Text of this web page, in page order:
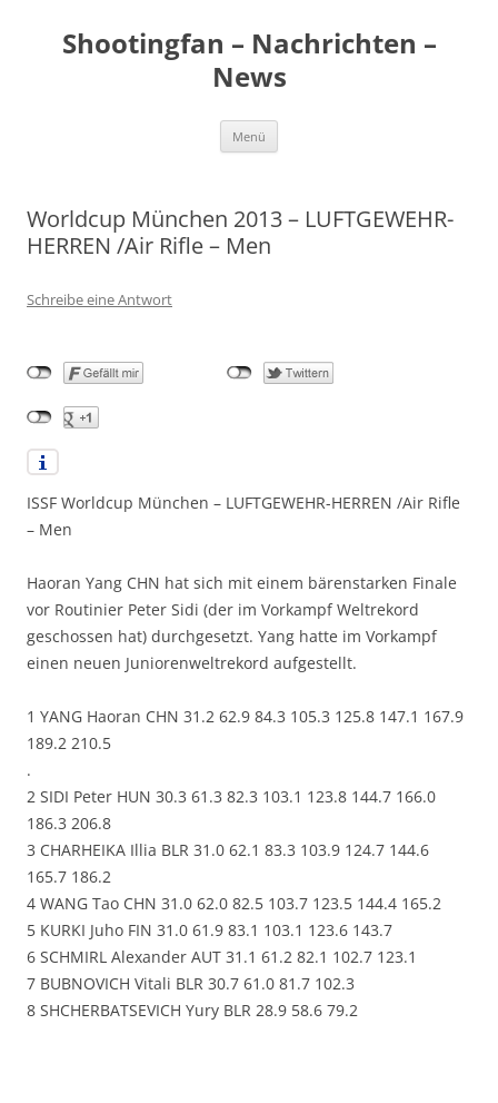
springenShootingfan – Nachrichten –
News
Menü
Worldcup München 2013 – LUFTGEWEHR-
HERREN /Air Rifle – Men
Schreibe eine Antwort
ISSF Worldcup München – LUFTGEWEHR-HERREN /Air Rifle
– Men
Haoran Yang CHN hat sich mit einem bärenstarken Finale
vor Routinier Peter Sidi (der im Vorkampf Weltrekord
geschossen hat) durchgesetzt. Yang hatte im Vorkampf
einen neuen Juniorenweltrekord aufgestellt.
1 YANG Haoran CHN 31.2 62.9 84.3 105.3 125.8 147.1 167.9
189.2 210.5
.
2 SIDI Peter HUN 30.3 61.3 82.3 103.1 123.8 144.7 166.0
186.3 206.8
3 CHARHEIKA Illia BLR 31.0 62.1 83.3 103.9 124.7 144.6
165.7 186.2
4 WANG Tao CHN 31.0 62.0 82.5 103.7 123.5 144.4 165.2
5 KURKI Juho FIN 31.0 61.9 83.1 103.1 123.6 143.7
6 SCHMIRL Alexander AUT 31.1 61.2 82.1 102.7 123.1
7 BUBNOVICH Vitali BLR 30.7 61.0 81.7 102.3
8 SHCHERBATSEVICH Yury BLR 28.9 58.6 79.2